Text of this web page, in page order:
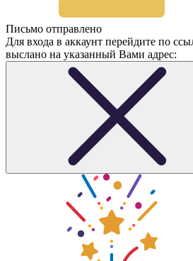
Письмо отправлено
Для входа в аккаунт перейдите по
выслано на указанный Вами адрес: